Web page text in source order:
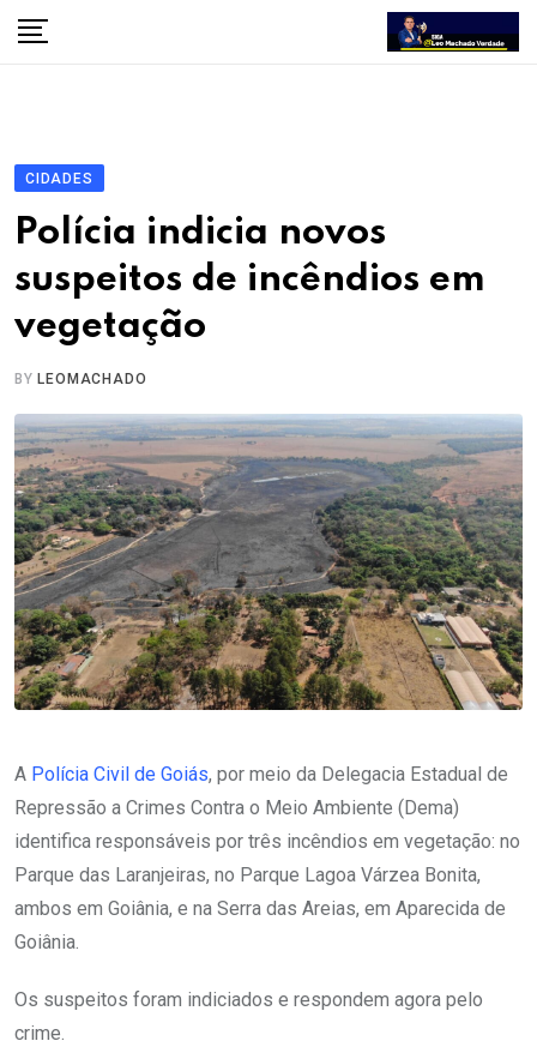
Skip
CIDADES
Polícia indicia novos
suspeitos de incêndios em
vegetação
BYLEOMACHADO
A Polícia Civil de Goiás, por meio da Delegacia Estadual de
Repressão a Crimes Contra o Meio Ambiente (Dema)
identifica responsáveis por três incêndios em vegetação: no
Parque das Laranjeiras, no Parque Lagoa Várzea Bonita,
ambos em Goiânia, e na Serra das Areias, em Aparecida de
Goiânia.
Os suspeitos foram indiciados e respondem agora pelo
crime.